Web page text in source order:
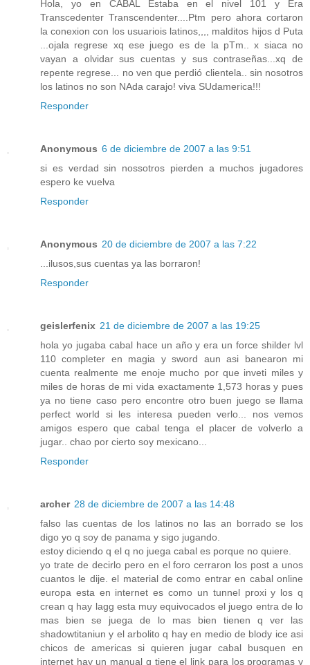
Hola, yo en CABAL Estaba en el nivel 101 y Era
Transcedenter Transcendenter....Ptm pero ahora cortaron
la conexion con los usuariois latinos,,,, malditos hijos d Puta
...ojala regrese xq ese juego es de la pTm.. x siaca no
vayan a olvidar sus cuentas y sus contraseñas...xq de
repente regrese... no ven que perdió clientela.. sin nosotros
los latinos no son NAda carajo! viva SUdamerica!!!
Responder
Anonymous 6 de diciembre de 2007 a las 9:51
si es verdad sin nossotros pierden a muchos jugadores
espero ke vuelva
Responder
Anonymous 20 de diciembre de 2007 a las 7:22
...ilusos,sus cuentas ya las borraron!
Responder
geislerfenix 21 de diciembre de 2007 a las 19:25
hola yo jugaba cabal hace un año y era un force shilder lvl
110 completer en magia y sword aun asi banearon mi
cuenta realmente me enoje mucho por que inveti miles y
miles de horas de mi vida exactamente 1,573 horas y pues
ya no tiene caso pero encontre otro buen juego se llama
perfect world si les interesa pueden verlo... nos vemos
amigos espero que cabal tenga el placer de volverlo a
jugar.. chao por cierto soy mexicano...
Responder
archer 28 de diciembre de 2007 a las 14:48
falso las cuentas de los latinos no las an borrado se los
digo yo q soy de panama y sigo jugando.
estoy diciendo q el q no juega cabal es porque no quiere.
yo trate de decirlo pero en el foro cerraron los post a unos
cuantos le dije. el material de como entrar en cabal online
europa esta en internet es como un tunnel proxi y los q
crean q hay lagg esta muy equivocados el juego entra de lo
mas bien se juega de lo mas bien tienen q ver las
shadowtitaniun y el arbolito q hay en medio de blody ice asi
chicos de americas si quieren jugar cabal busquen en
internet hay un manual q tiene el link para los programas y